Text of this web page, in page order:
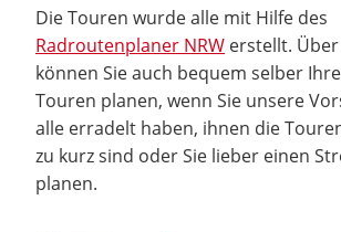
Die Touren wurde alle mit Hilfe des
Radroutenplaner NRW erstellt.
können Sie auch bequem selber
Touren planen, wenn Sie unsere
alle erradelt haben, ihnen die
zu kurz sind oder Sie lieber einen
planen.